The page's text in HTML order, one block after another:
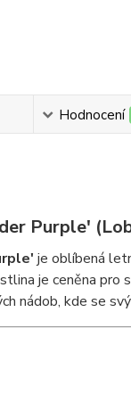
Hodnocení
Purple'
je oblíbená
je ceněna pro
nádob, kde se